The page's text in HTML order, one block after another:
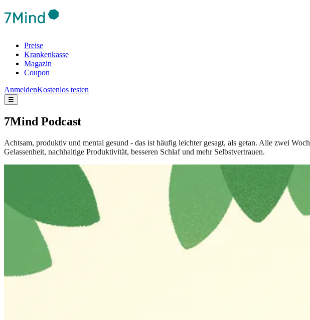
Preise
Krankenkasse
Magazin
Coupon
AnmeldenKostenlos testen
☰
7Mind Podcast
Achtsam, produktiv und mental gesund - das ist häufig leichter gesagt, als getan. Alle zwei
Gelassenheit, nachhaltige Produktivität, besseren Schlaf und mehr Selbstvertrauen.